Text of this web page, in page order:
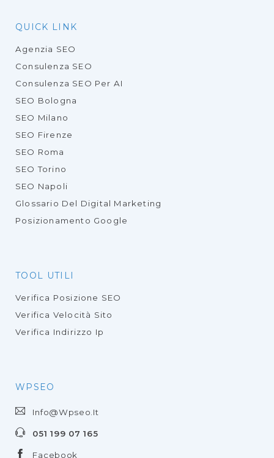
QUICK LINK
Agenzia SEO
Consulenza SEO
Consulenza SEO Per AI
SEO Bologna
SEO Milano
SEO Firenze
SEO Roma
SEO Torino
SEO Napoli
Glossario Del Digital Marketing
Posizionamento Google
TOOL UTILI
Verifica Posizione SEO
Verifica Velocità Sito
Verifica Indirizzo Ip
WPSEO
Info@wpseo.it
051 199 07 165
Facebook